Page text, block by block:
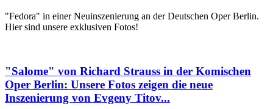
"Fedora" in einer Neuinszenierung an der Deutschen Oper Berlin.
Hier sind unsere exklusiven Fotos!
"Salome" von Richard Strauss in der Komischen
Oper Berlin: Unsere Fotos zeigen die neue
Inszenierung von Evgeny Titov...